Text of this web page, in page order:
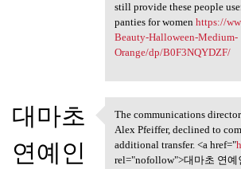
still provide these people
panties for women https://
Beauty-Halloween-Medium-
Orange/dp/B0F3NQYDZF/
대마초
연예인
The communications
The communications
Alex Pfeiffer, declined to
additional transfer. <a href="
rel="nofollow">대마초 연예